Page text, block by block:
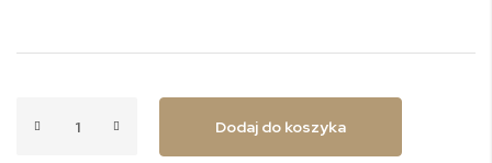
Dodaj do koszyka